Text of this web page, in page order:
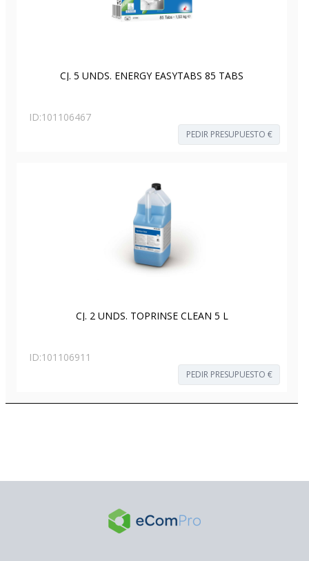
CJ. 5 UNDS. ENERGY EASYTABS 85 TABS
ID:101106467
PEDIR PRESUPUESTO €
CJ. 2 UNDS. TOPRINSE CLEAN 5 L
ID:101106911
PEDIR PRESUPUESTO €